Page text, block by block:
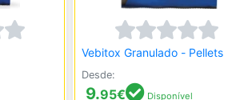
Vebitox Granulado - Pellets
Desde:
9.95€ Disponível